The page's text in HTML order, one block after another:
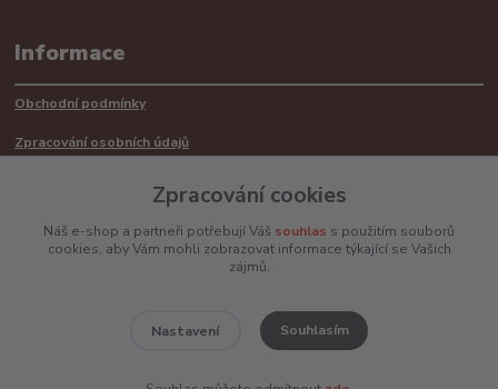
Informace
Obchodní podmínky
Zpracování osobních údajů
Mimosoudní řešení sporů ADR
Zpracování cookies
Náš e-shop a partneři potřebují Váš souhlas s použitím souborů
cookies, aby Vám mohli zobrazovat informace týkající se Vašich
zájmů.
Nastavení Souhlasím